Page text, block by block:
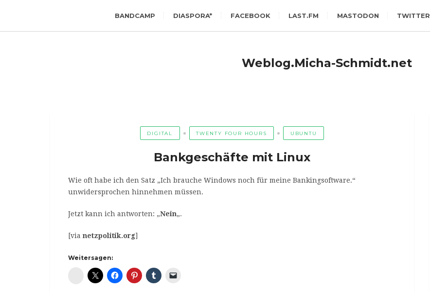
BANDCAMP DIASPORA* FACEBOOK LAST.FM MASTODON TWITTER
Weblog.Micha-Schmidt.net
DIGITAL TWENTY FOUR HOURS UBUNTU
Bankgeschäfte mit Linux
Wie oft habe ich den Satz „Ich brauche Windows noch für meine Bankingsoftware.“
unwidersprochen hinnehmen müssen.
Jetzt kann ich antworten: „Nein„.
[via netzpolitik.org]
Weitersagen:
Diaspora*